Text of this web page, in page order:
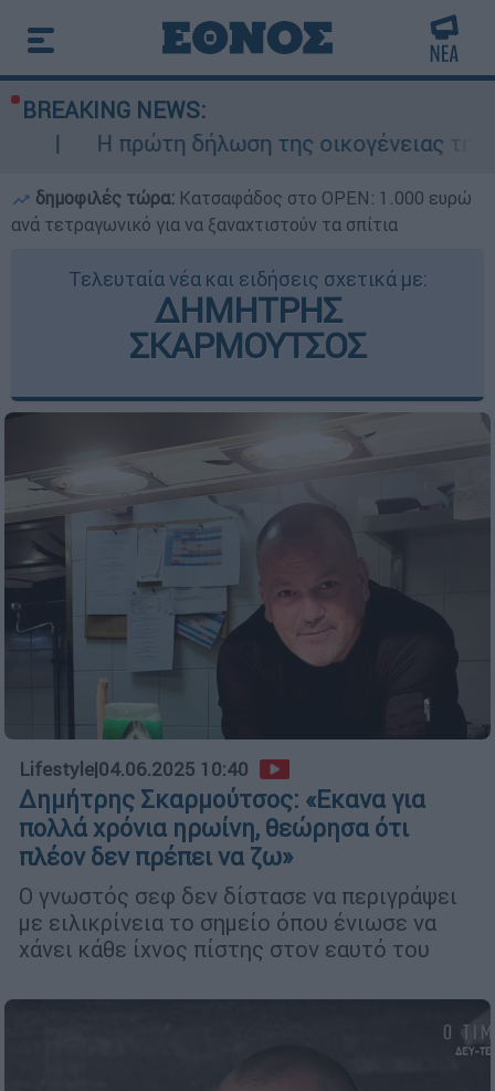
BREAKING NEWS:
δήλωση της οικογένειας της 38χρονης
δημοφιλές τώρα: Κατσαφάδος στο OPEN: 1.000 ευρώ
ανά τετραγωνικό για να ξαναχτιστούν τα σπίτια
Τελευταία νέα και ειδήσεις σχετικά με:
ΔΗΜΗΤΡΗΣ
ΣΚΑΡΜΟΥΤΣΟΣ
Lifestyle|04.06.2025 10:40
Δημήτρης Σκαρμούτσος: «Εκανα για
πολλά χρόνια ηρωίνη, θεώρησα ότι
πλέον δεν πρέπει να ζω»
Ο γνωστός σεφ δεν δίστασε να περιγράψει
με ειλικρίνεια το σημείο όπου ένιωσε να
χάνει κάθε ίχνος πίστης στον εαυτό του